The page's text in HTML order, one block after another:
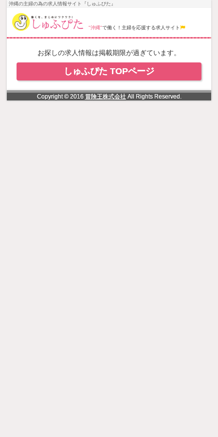
NowLoading
沖縄の主婦の為の求人情報サイト『しゅふぴた』
"沖縄"で働く！主婦を応援する求人サイト
お探しの求人情報は掲載期限が過ぎています。
しゅふぴた TOPページ
Copyright © 2016 冒険王株式会社All Rights Reserved.